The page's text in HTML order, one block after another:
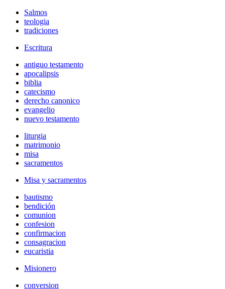
Salmos
teologia
tradiciones
Escritura
antiguo testamento
apocalipsis
biblia
catecismo
derecho canonico
evangelio
nuevo testamento
liturgia
matrimonio
misa
sacramentos
Misa y sacramentos
bautismo
bendición
comunion
confesion
confirmacion
consagracion
eucaristia
Misionero
conversion